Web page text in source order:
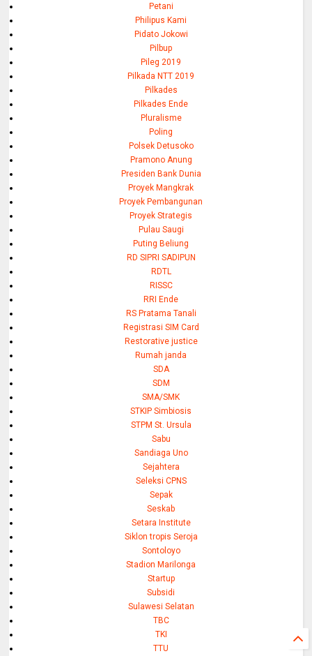
Petani
Philipus Kami
Pidato Jokowi
Pilbup
Pileg 2019
Pilkada NTT 2019
Pilkades
Pilkades Ende
Pluralisme
Poling
Polsek Detusoko
Pramono Anung
Presiden Bank Dunia
Proyek Mangkrak
Proyek Pembangunan
Proyek Strategis
Pulau Saugi
Puting Beliung
RD SIPRI SADIPUN
RDTL
RISSC
RRI Ende
RS Pratama Tanali
Registrasi SIM Card
Restorative justice
Rumah janda
SDA
SDM
SMA/SMK
STKIP Simbiosis
STPM St. Ursula
Sabu
Sandiaga Uno
Sejahtera
Seleksi CPNS
Sepak
Seskab
Setara Institute
Siklon tropis Seroja
Sontoloyo
Stadion Marilonga
Startup
Subsidi
Sulawesi Selatan
TBC
TKI
TTU